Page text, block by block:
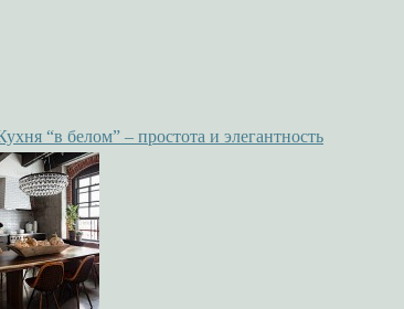
“в белом” – простота и элегантность